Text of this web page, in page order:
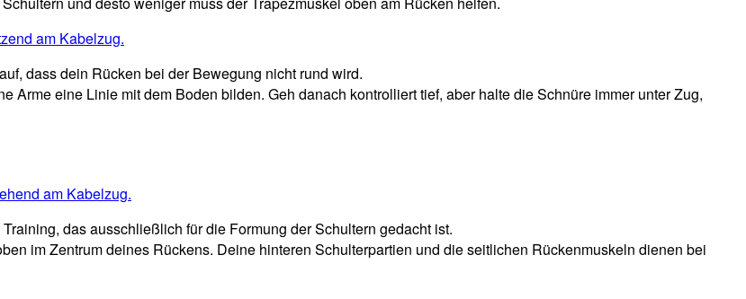
dass dein Rücken bei der Bewegung nicht rund wird.
Arme eine Linie mit dem Boden bilden. Geh danach kontrolliert tief, aber halte die Schnüre immer unter Zug,
das ausschließlich für die Formung der Schultern gedacht ist.
im Zentrum deines Rückens. Deine hinteren Schulterpartien und die seitlichen Rückenmuskeln dienen bei